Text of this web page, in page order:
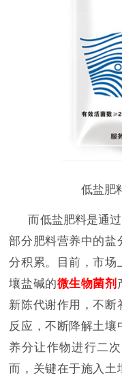
低盐肥
而低盐肥料是通
部分肥料营养中的盐
分积累。目前，市场
壤盐碱的微生物菌剂
新陈代谢作用，不断
反应，不断降解土壤
养分让作物进行二
而，关键在于施入土